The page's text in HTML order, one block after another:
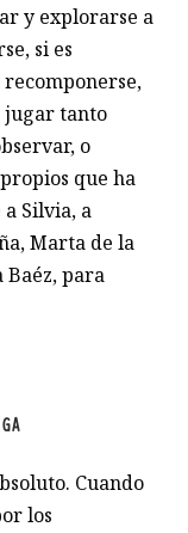
y explorarse a
si es
jugar tanto
o
que ha
Silvia, a
Marta de la
Baéz, para
Cuando
los